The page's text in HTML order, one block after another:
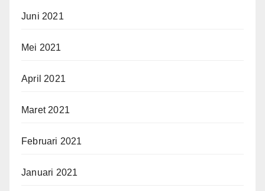
Juni 2021
Mei 2021
April 2021
Maret 2021
Februari 2021
Januari 2021